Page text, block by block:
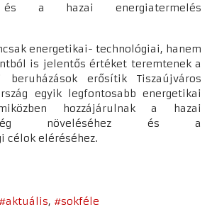
és a hazai energiatermelés
energetikai- technológiai, hanem
is jelentős értéket teremtenek a
erősítik Tiszaújváros
egyik legfontosabb energetikai
hozzájárulnak a hazai
növeléséhez és a
célok eléréséhez.
aktuális sokféle